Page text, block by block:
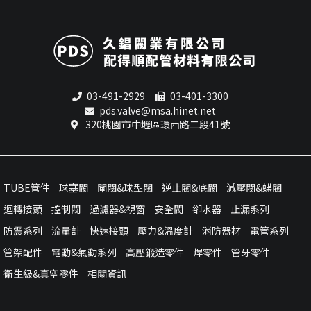
03-491-2929
03-401-3300
pds.valve@msa.hinet.net
320桃園市中壢區環西路二段41號
TUBE管件 球塞閥 閘閥&球型閥 逆止閥&底閥
減壓閥&蝶閥
迴轉接頭
控制閥 過濾器&視窗 安全閥 卻水器
止漏系列
防震系列
流量計 快速接頭 壓力&溫度計 消防器材
電管系列
管架配件
電動&氣動系列 高壓鍛造零件 焊零件
管牙零件
衛生級&真空零件
相關資訊